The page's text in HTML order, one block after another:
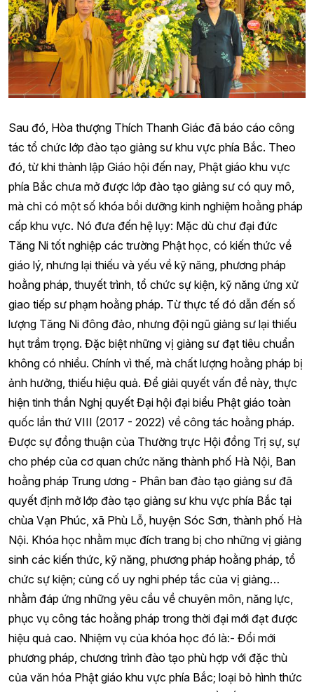
Sau đó, Hòa thượng Thích Thanh Giác đã báo cáo công
tác tổ chức lớp đào tạo giảng sư khu vực phía Bắc. Theo
đó, từ khi thành lập Giáo hội đến nay, Phật giáo khu vực
phía Bắc chưa mở được lớp đào tạo giảng sư có quy mô,
mà chỉ có một số khóa bồi dưỡng kinh nghiệm hoằng pháp
cấp khu vực. Nó đưa đến hệ lụy: Mặc dù chư đại đức
Tăng Ni tốt nghiệp các trường Phật học, có kiến thức về
giáo lý, nhưng lại thiếu và yếu về kỹ năng, phương pháp
hoằng pháp, thuyết trình, tổ chức sự kiện, kỹ năng ứng xử
giao tiếp sư phạm hoằng pháp. Từ thực tế đó dẫn đến số
lượng Tăng Ni đông đảo, nhưng đội ngũ giảng sư lại thiếu
hụt trầm trọng. Đặc biệt những vị giảng sư đạt tiêu chuẩn
không có nhiều. Chính vì thế, mà chất lượng hoằng pháp bị
ảnh hưởng, thiếu hiệu quả. Để giải quyết vấn đề này, thực
hiện tinh thần Nghị quyết Đại hội đại biểu Phật giáo toàn
quốc lần thứ VIII (2017 - 2022) về công tác hoằng pháp.
Được sự đồng thuận của Thường trực Hội đồng Trị sự, sự
cho phép của cơ quan chức năng thành phố Hà Nội, Ban
hoằng pháp Trung ương - Phân ban đào tạo giảng sư đã
quyết định mở lớp đào tạo giảng sư khu vực phía Bắc tại
chùa Vạn Phúc, xã Phù Lỗ, huyện Sóc Sơn, thành phố Hà
Nội. Khóa học nhằm mục đích trang bị cho những vị giảng
sinh các kiến thức, kỹ năng, phương pháp hoằng pháp, tổ
chức sự kiện; củng cố uy nghi phép tắc của vị giảng…
nhằm đáp ứng những yêu cầu về chuyên môn, năng lực,
phục vụ công tác hoằng pháp trong thời đại mới đạt được
hiệu quả cao. Nhiệm vụ của khóa học đó là:- Đổi mới
phương pháp, chương trình đào tạo phù hợp với đặc thù
của văn hóa Phật giáo khu vực phía Bắc; loại bỏ hình thức